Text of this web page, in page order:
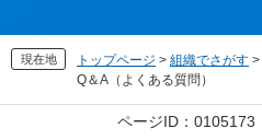
現在地 トップページ > 組織でさがす >
Q＆A（よくある質問）
ページID：0105173